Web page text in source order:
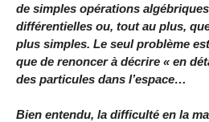
de simples opérations
différentielles ou, tout au plus,
plus simples. Le seul problème
que de renoncer à décrire « en
des particules dans l’espace…
Bien entendu, la difficulté en la